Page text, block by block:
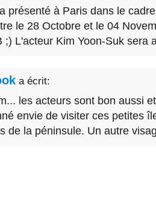
présenté à Paris dans le
le 28 Octobre et le 04
;) L'acteur Kim Yoon-Suk sera
a écrit:
les acteurs sont bon aussi
envie de visiter ces petites
de la péninsule. Un autre